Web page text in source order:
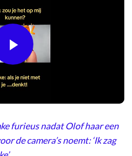
Play
Video
furieus nadat Olof haar een
de camera’s noemt: ‘Ik zag